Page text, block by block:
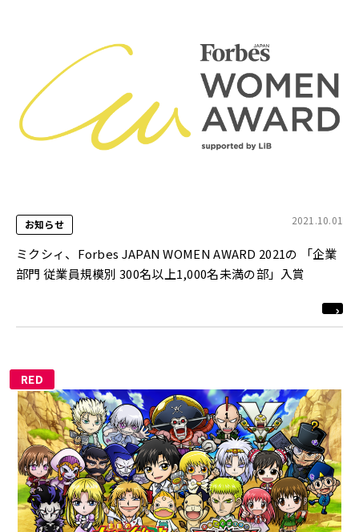
お知らせ 2021.10.01
ミクシィ、Forbes JAPAN WOMEN AWARD 2021の 「企業
部門 従業員規模別 300名以上1,000名未満の部」入賞
RED